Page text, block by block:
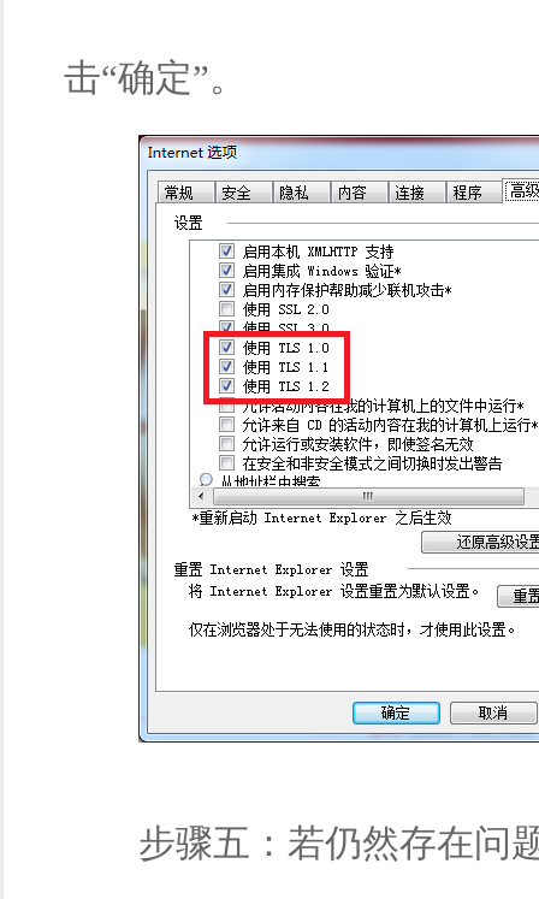
击“确定”。
步骤五：若仍然存在问题